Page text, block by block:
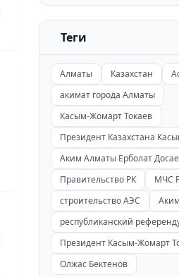
Теги
Алматы Казахстан
акимат города Алматы
Касым-Жомарт Токаев
Президент Казахстана
Аким Алматы Ерболат
Правительство РК
МЧС
строительство АЭС
республиканский
Президент Касым-Жомарт
Олжас Бектенов